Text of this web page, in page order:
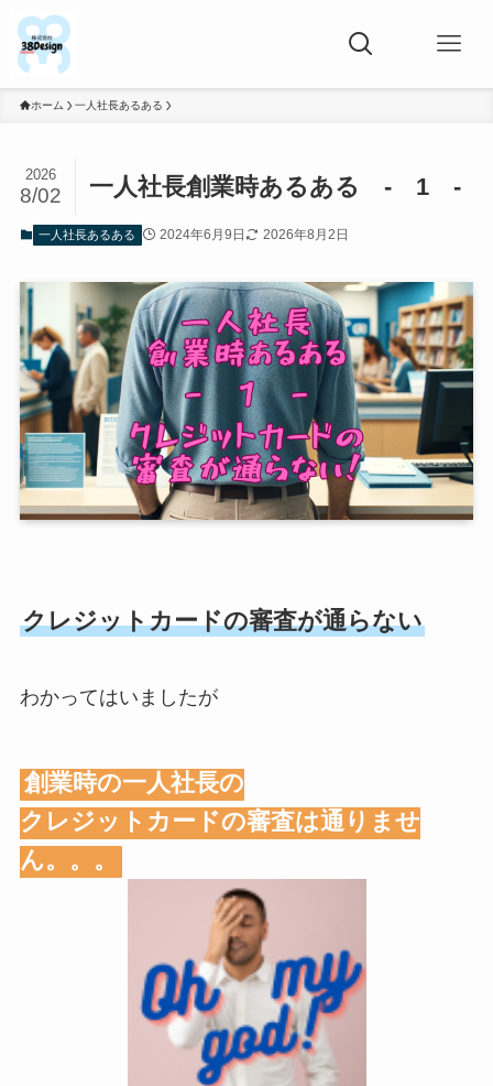
ホーム 一人社長あるある
一人社長創業時あるある - 1 -
2026
8/02
一人社長あるある 2024年6月9日 2026年8月2日
クレジットカードの審査が通らない
わかってはいましたが
創業時の一人社長の
クレジットカードの審査は通りませ
ん。。。